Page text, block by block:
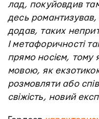
лад, покуйовдив
десь
додав, таких
І метафоричності
прямо носієм, тому
мовою, як
розмовляти або
свіжість, новий